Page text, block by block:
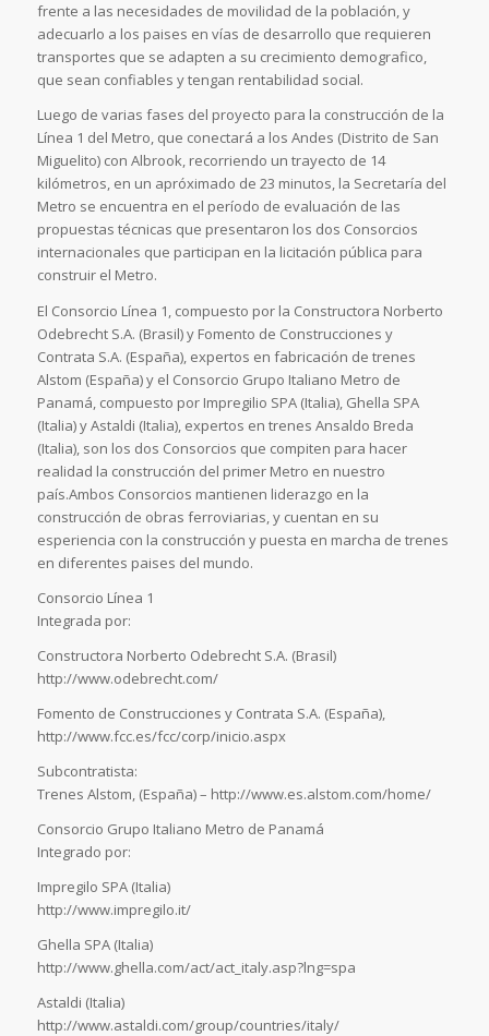
frente a las necesidades de movilidad de la población, y
adecuarlo a los paises en vías de desarrollo que requieren
transportes que se adapten a su crecimiento demografico,
que sean confiables y tengan rentabilidad social.
Luego de varias fases del proyecto para la construcción de la
Línea 1 del Metro, que conectará a los Andes (Distrito de San
Miguelito) con Albrook, recorriendo un trayecto de 14
kilómetros, en un apróximado de 23 minutos, la Secretaría del
Metro se encuentra en el período de evaluación de las
propuestas técnicas que presentaron los dos Consorcios
internacionales que participan en la licitación pública para
construir el Metro.
El Consorcio Línea 1, compuesto por la Constructora Norberto
Odebrecht S.A. (Brasil) y Fomento de Construcciones y
Contrata S.A. (España), expertos en fabricación de trenes
Alstom (España) y el Consorcio Grupo Italiano Metro de
Panamá, compuesto por Impregilio SPA (Italia), Ghella SPA
(Italia) y Astaldi (Italia), expertos en trenes Ansaldo Breda
(Italia), son los dos Consorcios que compiten para hacer
realidad la construcción del primer Metro en nuestro
país.Ambos Consorcios mantienen liderazgo en la
construcción de obras ferroviarias, y cuentan en su
esperiencia con la construcción y puesta en marcha de trenes
en diferentes paises del mundo.
Consorcio Línea 1
Integrada por:
Constructora Norberto Odebrecht S.A. (Brasil)
http://www.odebrecht.com/
Fomento de Construcciones y Contrata S.A. (España),
http://www.fcc.es/fcc/corp/inicio.aspx
Subcontratista:
Trenes Alstom, (España) – http://www.es.alstom.com/home/
Consorcio Grupo Italiano Metro de Panamá
Integrado por:
Impregilo SPA (Italia)
http://www.impregilo.it/
Ghella SPA (Italia)
http://www.ghella.com/act/act_italy.asp?lng=spa
Astaldi (Italia)
http://www.astaldi.com/group/countries/italy/